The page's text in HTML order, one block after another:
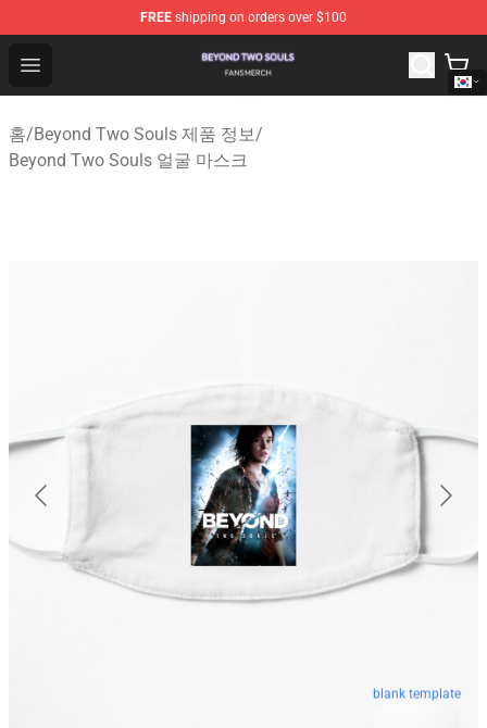
FREE shipping on orders over $100
Open menu
Beyond Two Souls Shop - Official Beyond Two Souls
홈/Beyond Two Souls 제품 정보/
Beyond Two Souls 얼굴 마스크
blank template